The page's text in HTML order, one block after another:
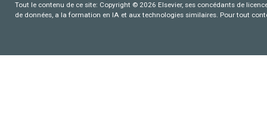
Tout le contenu de ce site: Copyright © 2026 Elsevier, ses concédants de
de données, a la formation en IA et aux technologies similaires. Pour tout